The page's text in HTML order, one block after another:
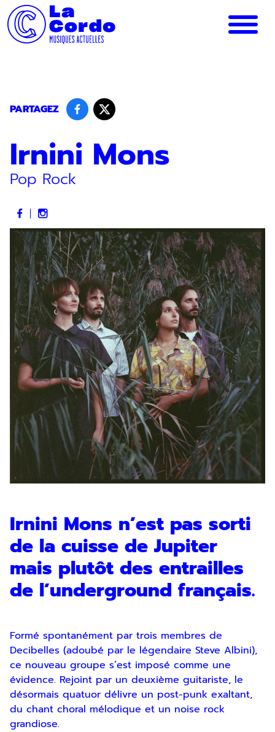
Panneau de gestion des cookies
PARTAGEZ
Irnini Mons
Pop Rock
Irnini Mons n’est pas sorti
de la cuisse de Jupiter
mais plutôt des entrailles
de l’underground français.
Formé spontanément par trois membres de
Decibelles (adoubé par le légendaire Steve Albini),
ce nouveau groupe s’est imposé comme une
évidence. Rejoint par un deuxième guitariste, le
désormais quatuor délivre un post-punk exaltant,
du chant choral mélodique et un noise rock
grandiose.